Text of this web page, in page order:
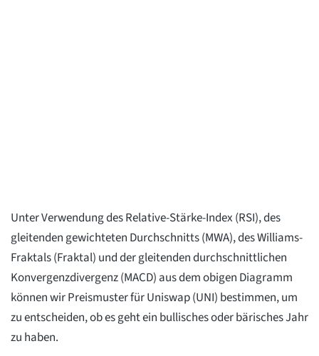
Unter Verwendung des Relative-Stärke-Index (RSI), des
gleitenden gewichteten Durchschnitts (MWA), des Williams-
Fraktals (Fraktal) und der gleitenden durchschnittlichen
Konvergenzdivergenz (MACD) aus dem obigen Diagramm
können wir Preismuster für Uniswap (UNI) bestimmen, um
zu entscheiden, ob es geht ein bullisches oder bärisches Jahr
zu haben.